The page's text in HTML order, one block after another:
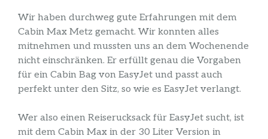
Wir haben durchweg gute Erfahrungen mit dem
Cabin Max Metz gemacht. Wir konnten alles
mitnehmen und mussten uns an dem Wochenende
nicht einschränken. Er erfüllt genau die Vorgaben
für ein Cabin Bag von EasyJet und passt auch
perfekt unter den Sitz, so wie es EasyJet verlangt.
Wer also einen Reiserucksack für EasyJet sucht, ist
mit dem Cabin Max in der 30 Liter Version in